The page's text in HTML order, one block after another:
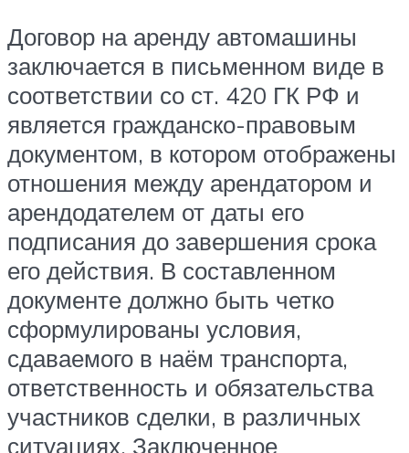
Договор на аренду автомашины
заключается в письменном виде в
соответствии со ст. 420 ГК РФ и
является гражданско-правовым
документом, в котором отображены
отношения между арендатором и
арендодателем от даты его
подписания до завершения срока
его действия. В составленном
документе должно быть четко
сформулированы условия,
сдаваемого в наём транспорта,
ответственность и обязательства
участников сделки, в различных
ситуациях. Заключенное